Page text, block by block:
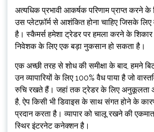
अत्यधिक प्रभावी आकर्षक परिणाम प्राप्त करने के
उस प्लेटफ़ॉर्म से आशंकित होना चाहिए जिसके लिए
है। स्कैमर्स हमेशा ट्रेडर पर हमला करने के शिकार
निवेशक के लिए एक बड़ा नुकसान हो सकता है।
एक अच्छी तरह से शोध की समीक्षा के बाद, हमने
उन व्यापारियों के लिए 100% वैध पाया है जो
रुचि रखते हैं। जहां तक ​​ट्रेडर के लिए अनुकूलता
है, ऐप किसी भी डिवाइस के साथ संगत होने के
प्रदान करता है। व्यापार को चालू रखने की
स्थिर इंटरनेट कनेक्शन है।